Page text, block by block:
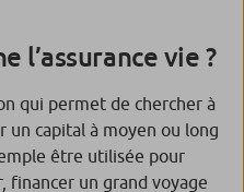
l’assurance vie ?
qui permet de chercher à
capital à moyen ou long
être utilisée pour
un grand voyage